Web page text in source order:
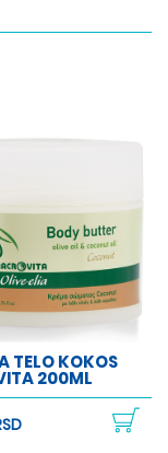
TELO KOKOS
200ML